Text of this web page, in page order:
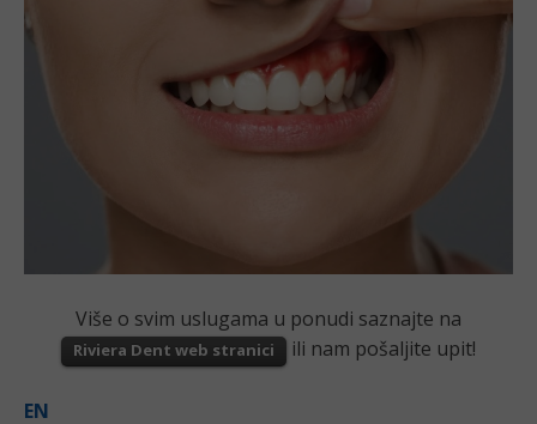
Više o svim uslugama u ponudi saznajte na
Riviera Dent web stranici ili nam pošaljite upit!
EN